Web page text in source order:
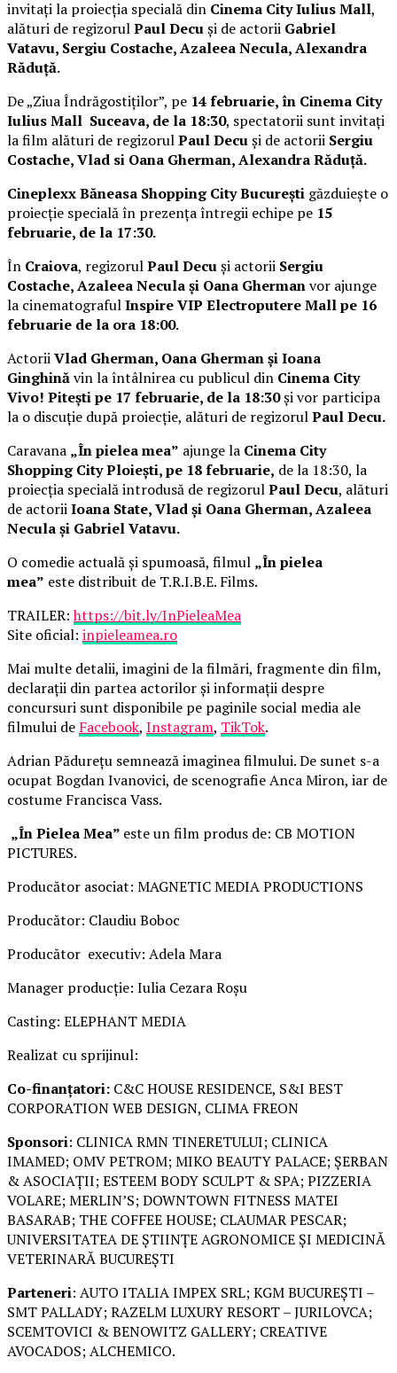
invitați la proiecția specială din Cinema City Iulius Mall,
alături de regizorulPaul Decuși de actorii Gabriel
Vatavu, Sergiu Costache, Azaleea Necula, Alexandra
Răduță.
De „Ziua Îndrăgostiților”, pe 14 februarie, în Cinema City
Iulius Mall Suceava, de la 18:30, spectatorii sunt invitați
la film alături de regizorulPaul Decuși de actorii Sergiu
Costache, Vlad si Oana Gherman, Alexandra Răduță.
Cineplexx Băneasa Shopping City București găzduiește o
proiecție specială în prezența întregii echipe pe 15
februarie, de la 17:30.
În Craiova, regizorulPaul Decuși actorii Sergiu
Costache, Azaleea Necula și Oana Ghermanvor ajunge
la cinematografulInspire VIP Electroputere Mall pe 16
februarie de la ora 18:00.
ActoriiVlad Gherman, Oana Gherman și Ioana
Ginghinăvin la întâlnirea cu publicul din Cinema City
Vivo! Pitești pe 17 februarie, de la 18:30și vor participa
la o discuție după proiecție, alături de regizorulPaul Decu.
Caravana „În pielea mea” ajunge la Cinema City
Shopping City Ploiești, pe 18 februarie, de la 18:30, la
proiecția specială introdusă de regizorulPaul Decu, alături
de actoriiIoana State, Vlad și Oana Gherman, Azaleea
Necula și Gabriel Vatavu.
O comedie actuală și spumoasă, filmul „În pielea
mea” este distribuit de T.R.I.B.E. Films.
TRAILER:https://bit.ly/InPieleaMea
Site oficial: inpieleamea.ro
Mai multe detalii, imagini de la filmări, fragmente din film,
declarații din partea actorilor și informații despre
concursuri sunt disponibile pe paginile social media ale
filmului de Facebook, Instagram, TikTok.
Adrian Pădurețu semnează imaginea filmului. De sunet s-a
ocupat Bogdan Ivanovici, de scenografie Anca Miron, iar de
costume Francisca Vass.
„În Pielea Mea” este un film produs de: CB MOTION
PICTURES.
Producător asociat: MAGNETIC MEDIA PRODUCTIONS
Producător: Claudiu Boboc
Producător executiv: Adela Mara
Manager producție: Iulia Cezara Roșu
Casting: ELEPHANT MEDIA
Realizat cu sprijinul:
Co-finanțatori: C&C HOUSE RESIDENCE, S&I BEST
CORPORATION WEB DESIGN, CLIMA FREON
Sponsori: CLINICA RMN TINERETULUI; CLINICA
IMAMED; OMV PETROM; MIKO BEAUTY PALACE; ȘERBAN
& ASOCIAȚII; ESTEEM BODY SCULPT & SPA; PIZZERIA
VOLARE; MERLIN’S; DOWNTOWN FITNESS MATEI
BASARAB; THE COFFEE HOUSE; CLAUMAR PESCAR;
UNIVERSITATEA DE ȘTIINȚE AGRONOMICE ȘI MEDICINĂ
VETERINARĂ BUCUREȘTI
Parteneri: AUTO ITALIA IMPEX SRL; KGM BUCUREȘTI –
SMT PALLADY; RAZELM LUXURY RESORT – JURILOVCA;
SCEMTOVICI & BENOWITZ GALLERY; CREATIVE
AVOCADOS; ALCHEMICO.